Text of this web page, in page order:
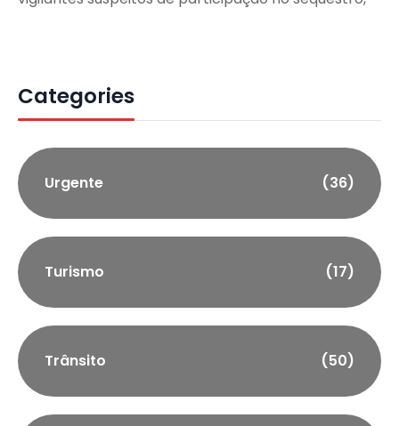
Categories
Urgente (36)
Turismo (17)
Trânsito (50)